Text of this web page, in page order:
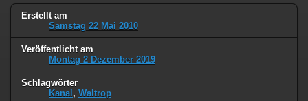
Erstellt am
Samstag 22 Mai 2010
Veröffentlicht am
Montag 2 Dezember 2019
Schlagwörter
Kanal , Waltrop